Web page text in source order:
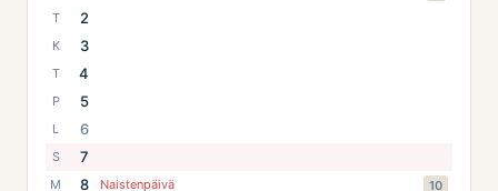
T
2
K 3
T 4
P 5
L 6
S 7
M 8 Naistenpäivä
10